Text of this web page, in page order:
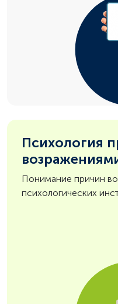
Психология
Понимание причин
психологических